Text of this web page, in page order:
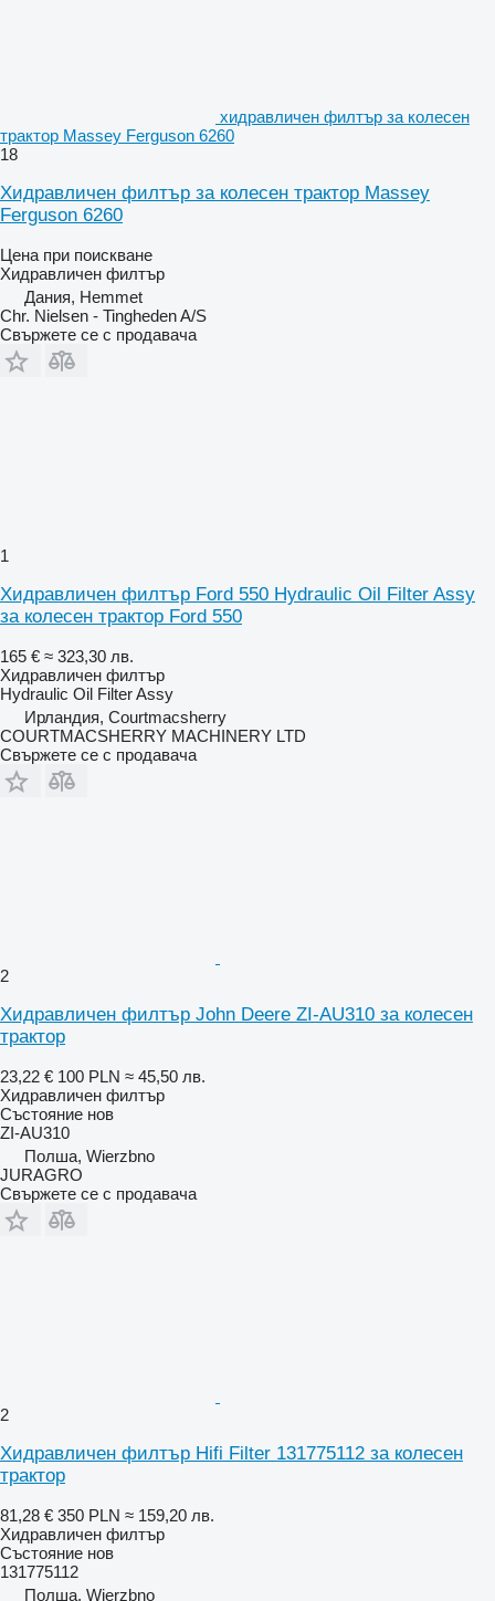
хидравличен филтър за колесен
трактор Massey Ferguson 6260
18
Хидравличен филтър за колесен трактор Massey
Ferguson 6260
Цена при поискване
Хидравличен филтър
Дания, Hemmet
Chr. Nielsen - Tingheden A/S
Свържете се с продавача
1
Хидравличен филтър Ford 550 Hydraulic Oil Filter Assy
за колесен трактор Ford 550
165 € ≈ 323,30 лв.
Хидравличен филтър
Hydraulic Oil Filter Assy
Ирландия, Courtmacsherry
COURTMACSHERRY MACHINERY LTD
Свържете се с продавача
2
Хидравличен филтър John Deere ZI-AU310 за колесен
трактор
23,22 € 100 PLN ≈ 45,50 лв.
Хидравличен филтър
Състояние нов
ZI-AU310
Полша, Wierzbno
JURAGRO
Свържете се с продавача
2
Хидравличен филтър Hifi Filter 131775112 за колесен
трактор
81,28 € 350 PLN ≈ 159,20 лв.
Хидравличен филтър
Състояние нов
131775112
Полша, Wierzbno